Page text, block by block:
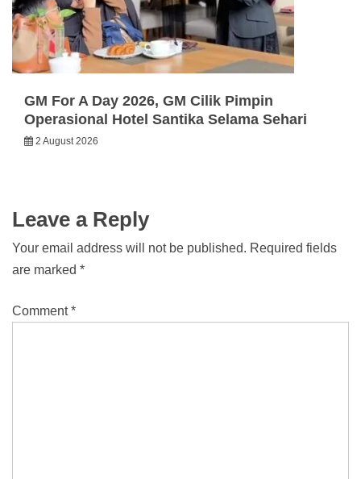
GM For A Day 2026, GM Cilik Pimpin
Operasional Hotel Santika Selama Sehari
2 August 2026
Leave a Reply
Your email address will not be published. Required fields
are marked *
Comment*